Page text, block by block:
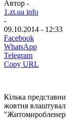
Автор -
1.zt.ua info
-
09.10.2014 - 12:33
Facebook
WhatsApp
Telegram
Copy URL
Кілька
жовтня